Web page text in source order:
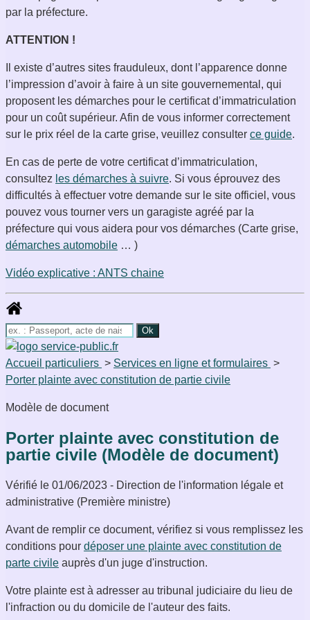
par la préfecture.
ATTENTION !
Il existe d’autres sites frauduleux, dont l’apparence donne
l’impression d’avoir à faire à un site gouvernemental, qui
proposent les démarches pour le certificat d’immatriculation
pour un coût supérieur. Afin de vous informer correctement
sur le prix réel de la carte grise, veuillez consulter ce guide.
En cas de perte de votre certificat d’immatriculation,
consultez les démarches à suivre. Si vous éprouvez des
difficultés à effectuer votre demande sur le site officiel, vous
pouvez vous tourner vers un garagiste agréé par la
préfecture qui vous aidera pour vos démarches (Carte grise,
démarches automobile … )
Vidéo explicative : ANTS chaine
Accueil particuliers > Services en ligne et formulaires >
Porter plainte avec constitution de partie civile
Modèle de document
Porter plainte avec constitution de
partie civile (Modèle de document)
Vérifié le 01/06/2023 - Direction de l'information légale et
administrative (Première ministre)
Avant de remplir ce document, vérifiez si vous remplissez les
conditions pour déposer une plainte avec constitution de
parte civile auprès d'un juge d'instruction.
Votre plainte est à adresser au tribunal judiciaire du lieu de
l'infraction ou du domicile de l'auteur des faits.